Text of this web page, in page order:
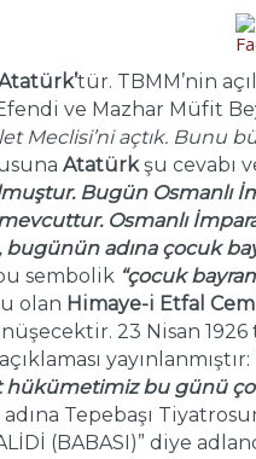
tür. TBMM’nin
ve Mazhar Müfit
Meclisi’ni açtık. Bunu
Atatürkşu cevabı
Bugün Osmanlı
Osmanlı
bugünün adına çocuk
sembolik “çocuk
olan Himaye-i Etfal
23 Nisan 1926
yayınlanmıştır:
bu günü
Tepebaşı
(BABASI)” diye